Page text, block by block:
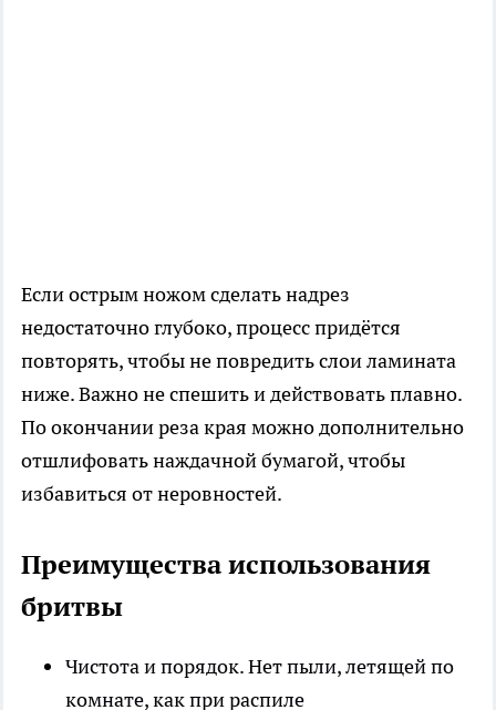
Если острым ножом сделать надрез
недостаточно глубоко, процесс придётся
повторять, чтобы не повредить слои ламината
ниже. Важно не спешить и действовать плавно.
По окончании реза края можно дополнительно
отшлифовать наждачной бумагой, чтобы
избавиться от неровностей.
Преимущества использования
бритвы
Чистота и порядок. Нет пыли, летящей по
комнате, как при распиле